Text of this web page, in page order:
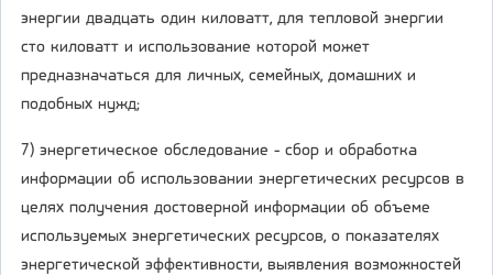
энергии двадцать один киловатт, для тепловой энергии
сто киловатт и использование которой может
предназначаться для личных, семейных, домашних и
подобных нужд;
7) энергетическое обследование - сбор и обработка
информации об использовании энергетических ресурсов в
целях получения достоверной информации об объеме
используемых энергетических ресурсов, о показателях
энергетической эффективности, выявления возможностей